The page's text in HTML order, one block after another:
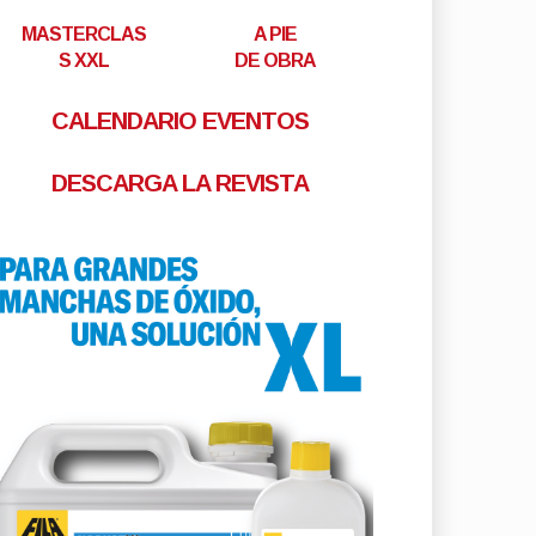
MASTERCLAS
S XXL
A PIE
DE OBRA
CALENDARIO EVENTOS
DESCARGA LA REVISTA